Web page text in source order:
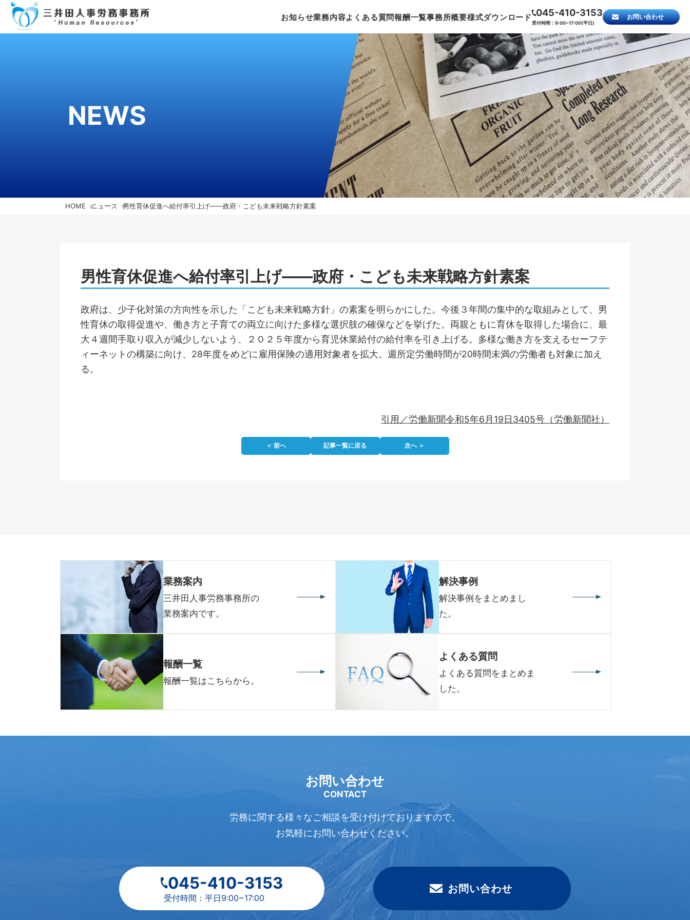
お知らせ業務内容よくある質問報酬一覧事務所概要様式ダウンロード 045-410-3153
受付時間：9:00~17:00(平日)
お問い合わせ
NEWS
HOME ニュース 男性育休促進へ給付率引上げ――政府・こども未来戦略方針素案
男性育休促進へ給付率引上げ――政府・こども未来戦略方針素案
政府は、少子化対策の方向性を示した「こども未来戦略方針」の素案を明らかにした。今後３年間の集中的な取組みとして、男
性育休の取得促進や、働き方と子育ての両立に向けた多様な選択肢の確保などを挙げた。両親ともに育休を取得した場合に、最
大４週間手取り収入が減少しないよう、２０２５年度から育児休業給付の給付率を引き上げる。多様な働き方を支えるセーフテ
ィーネットの構築に向け、28年度をめどに雇用保険の適用対象者を拡大。週所定労働時間が20時間未満の労働者も対象に加え
る。
引用／労働新聞令和5年6月19日3405号（労働新聞社）
＜ 前へ 記事一覧に戻る 次へ ＞
業務案内
三井田人事労務事務所の
業務案内です。
解決事例
解決事例をまとめまし
た。
報酬一覧
報酬一覧はこちらから。
よくある質問
よくある質問をまとめま
した。
お問い合わせ
CONTACT
労務に関する様々なご相談を受け付けておりますので、
お気軽にお問い合わせください。
045-410-3153
受付時間：平日9:00~17:00
お問い合わせ